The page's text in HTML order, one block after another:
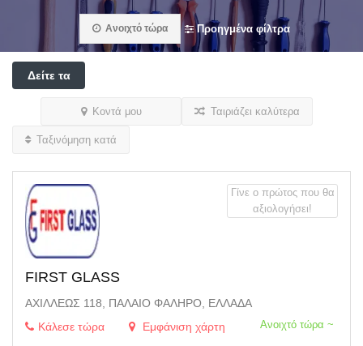
Ανοιχτό τώρα Προηγμένα φίλτρα
Δείτε τα
Κοντά μου Ταιριάζει καλύτερα
Ταξινόμηση κατά
FIRST GLASS
ΑΧΙΛΛΈΩΣ 118, ΠΑΛΑΙΌ ΦΆΛΗΡΟ, ΕΛΛΆΔΑ
Κάλεσε τώρα
Εμφάνιση χάρτη Ανοιχτό τώρα ~
Γίνε ο πρώτος που θα
αξιολογήσει!